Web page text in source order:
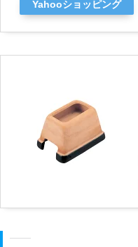
Yahooショッピング